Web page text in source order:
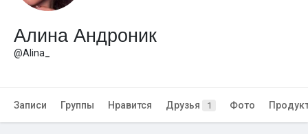
Алина Андроник
@Alina_
Записи Группы Нравится Друзья 1 Фото